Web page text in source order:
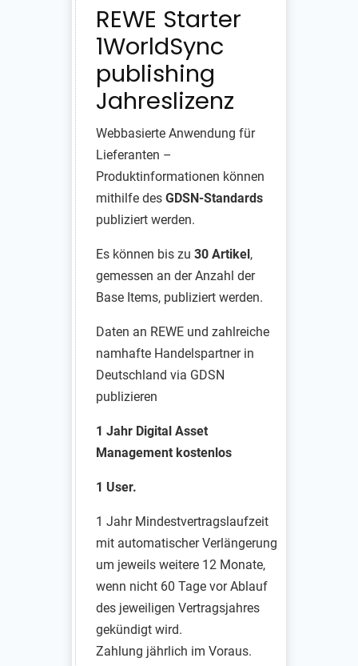
REWE Starter
1WorldSync
publishing
Jahreslizenz
Webbasierte Anwendung für
Lieferanten –
Produktinformationen können
mithilfe desGDSN-Standards
publiziert werden.
Es können bis zu30 Artikel,
gemessen an der Anzahl der
Base Items, publiziert werden.
Daten an REWE und zahlreiche
namhafte Handelspartner in
Deutschland via GDSN
publizieren
1 Jahr Digital Asset
Management kostenlos
1 User.
1 Jahr Mindestvertragslaufzeit
mit automatischer Verlängerung
um jeweils weitere 12 Monate,
wenn nicht 60 Tage vor Ablauf
des jeweiligen Vertragsjahres
gekündigt wird.
Zahlung jährlich im Voraus.